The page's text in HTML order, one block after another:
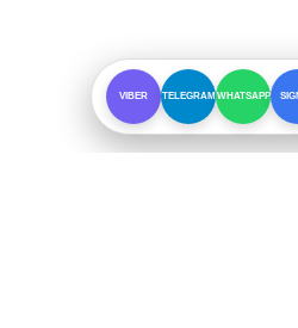
VIBER TELEGRAMWHATSAPP